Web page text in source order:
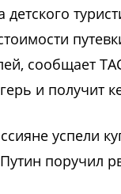
сообщает
и получит
успели
поручил